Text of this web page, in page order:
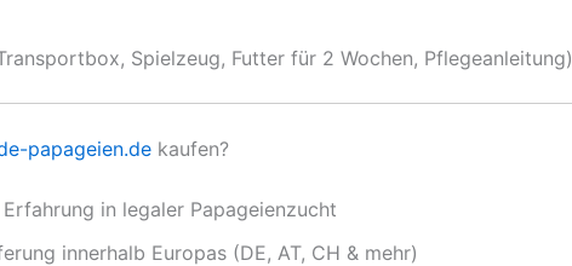
Spielzeug, Futter für 2 Wochen, Pflegeanleitung)
papageien.de kaufen?
in legaler Papageienzucht
innerhalb Europas (DE, AT, CH & mehr)